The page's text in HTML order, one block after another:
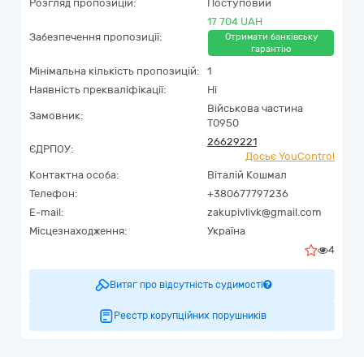
Розгляд пропозицій:
Поступовий
Забезпечення пропозиції:
17 704 UAH
Отримати банківську
гарантію
Мінімальна кількість пропозицій:
1
Наявність прекваліфікації:
Ні
Замовник:
Військова частина
Т0950
ЄДРПОУ:
26629221
Досьє YouControl
Контактна особа:
Віталій Кошмал
Телефон:
+380677797236
E-mail:
zakupivlivk@gmail.com
Місцезнаходження:
Україна
4
Витяг про відсутність судимості
Реєстр корупційних порушників